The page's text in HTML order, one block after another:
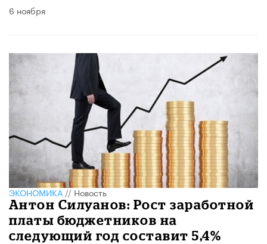
6 ноября
ЭКОНОМИКА//Новость
Антон Силуанов: Рост заработной
платы бюджетников на
следующий год составит 5,4%